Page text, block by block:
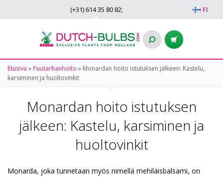
FI
(+31) 614 35 80 82;
Etusivu » Puutarhanhoito » Monardan hoito istutuksen jälkeen: Kastelu,
karsiminen ja huoltovinkit
Monardan hoito istutuksen
jälkeen: Kastelu, karsiminen ja
huoltovinkit
Monarda, joka tunnetaan myös nimellä mehiläisbalsami, on